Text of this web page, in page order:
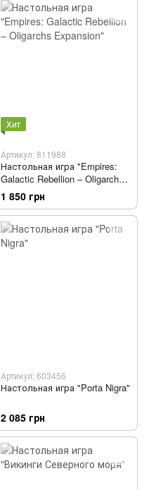
Хит
Артикул: 811988
Настольная игра "Empires:
Galactic Rebellion – Oligarchs
Expansion"
1 850 грн
Артикул: 603456
Настольная игра "Porta Nigra"
2 085 грн